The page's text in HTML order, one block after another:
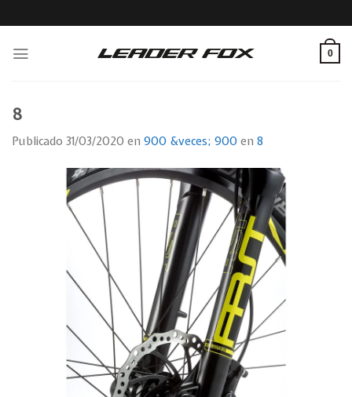
to
0
8
Publicado 31/03/2020 en 900 &veces; 900 en 8